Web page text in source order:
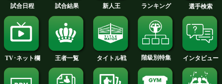
ウォーリントンvsギャラード特集
ジ
ブリエディスvsグロワキ特集ペー